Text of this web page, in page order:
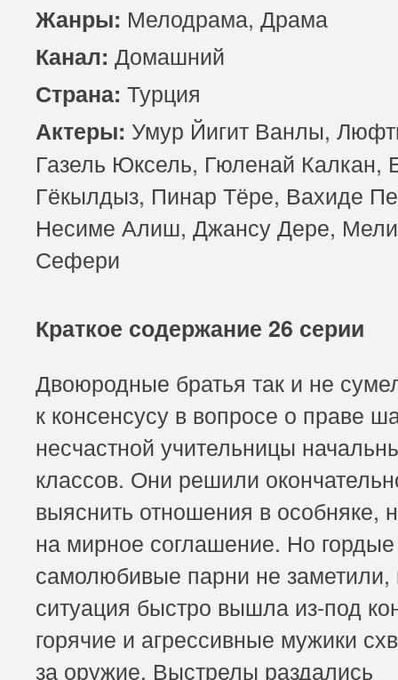
Жанры: Мелодрама, Драма
Канал: Домашний
Страна: Турция
Актеры: Умур Йигит Ванлы,
Газель Юксель, Гюленай Калкан,
Гёкылдыз, Пинар Тёре, Вахиде
Несиме Алиш, Джансу Дере,
Сефери
Краткое содержание 26 серии
Двоюродные братья так и не
к консенсусу в вопросе о праве
несчастной учительницы
классов. Они решили
выяснить отношения в особняке,
на мирное соглашение. Но
самолюбивые парни не заметили,
ситуация быстро вышла из-под
горячие и агрессивные мужики
за оружие. Выстрелы раздались